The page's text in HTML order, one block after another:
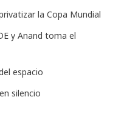
la Copa Mundial
y Anand toma el
espacio
silencio